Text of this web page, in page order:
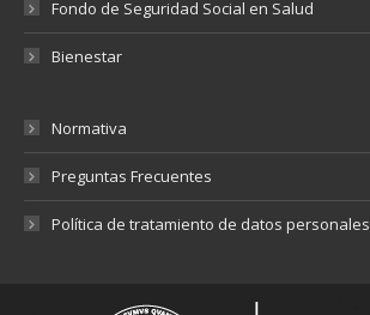
Fondo de Seguridad Social en Salud
Bienestar
Normativa
Preguntas Frecuentes
Política de tratamiento de datos personales